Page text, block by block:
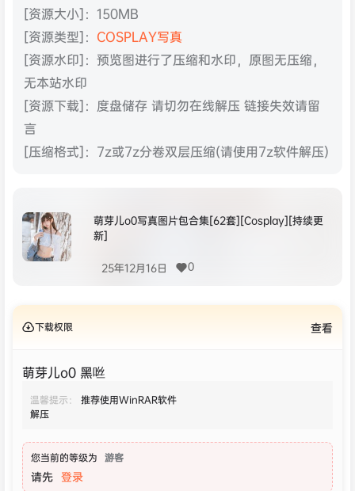
[资源大小]：150MB
[资源类型]： COSPLAY写真
[资源水印]：预览图进行了压缩和水印，原图无压缩，
无本站水印
[资源下载]：度盘储存 请切勿在线解压 链接失效请留
言
[压缩格式]：7z或7z分卷双层压缩(请使用7z软件解压)
萌芽儿o0写真图片包合集[62套][Cosplay][持续更
新]
25年12月16日 0
下载权限 查看
萌芽儿o0 黑咝
温馨提示：
推荐使用WinRAR软件
解压
您当前的等级为 游客
请先 登录